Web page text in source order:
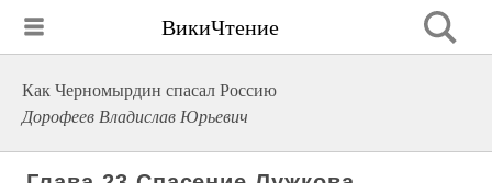
ВикиЧтение
Как Черномырдин спасал Россию
Дорофеев Владислав Юрьевич